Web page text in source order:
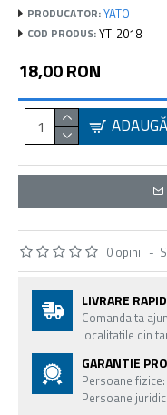
PRODUCATOR:YATO
COD PRODUS:YT-2018
0 opinii -
18,00 RON
LIVRARE
Comanda ta
localitatile din
GARANTIE
Persoane fizice:
Persoane